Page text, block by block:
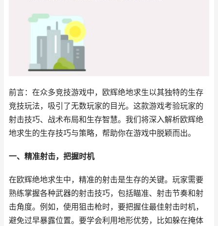
前言：在众多竞技游戏中，欧辉绝地求生以其独特的生存
竞技玩法，吸引了无数玩家的目光。这款游戏考验玩家的
射击技巧、战术布局和生存智慧。我们将深入解析欧辉绝
地求生的生存技巧与策略，帮助你在游戏中脱颖而出。
一、精准射击，把握时机
在欧辉绝地求生中，精准的射击是生存的关键。玩家需要
熟练掌握各种武器的射击技巧，包括瞄准、射击节奏和射
击角度。例如，使用狙击枪时，要把握住最佳射击时机，
避免过早暴露位置。要学会利用地形优势，比如躲在掩体